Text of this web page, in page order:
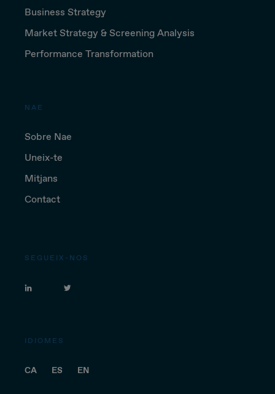
Business Strategy
Market Strategy & Screening Analysis
Performance Transformation
NAE
Sobre Nae
Uneix-te
Mitjans
Contact
SEGUEIX-NOS
IDIOMES
CA ES EN